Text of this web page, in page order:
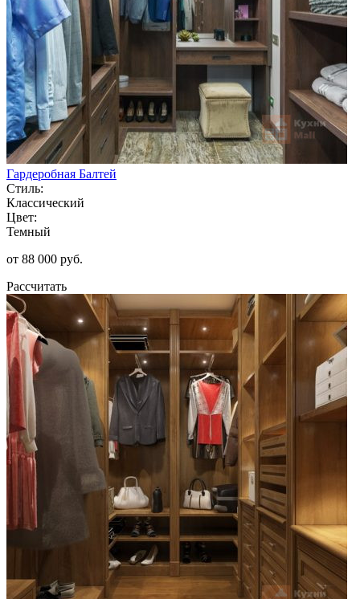
Гардеробная Балтей
Стиль:
Классический
Цвет:
Темный
от 88 000 руб.
Рассчитать